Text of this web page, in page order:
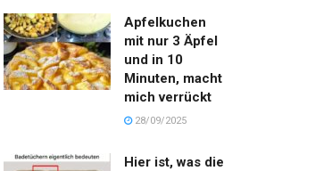
Apfelkuchen
mit nur 3 Äpfel
und in 10
Minuten, macht
mich verrückt
28/09/2025
Hier ist, was die